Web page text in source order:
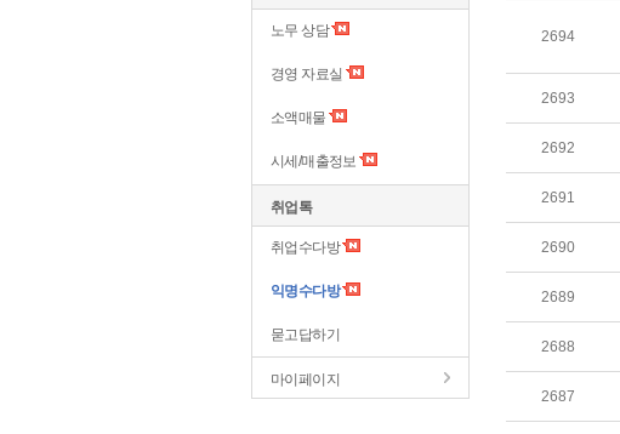
노무 상담
경영 자료실
소액매물
시세/매출정보
취업톡
취업수다방
익명수다방
묻고답하기
마이페이지
2694
2693
2692
2691
2690
2689
2688
2687